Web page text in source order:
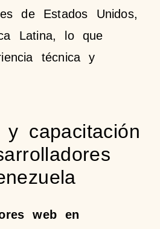
de Estados Unidos,
Latina, lo que
técnica y
y capacitación
web en